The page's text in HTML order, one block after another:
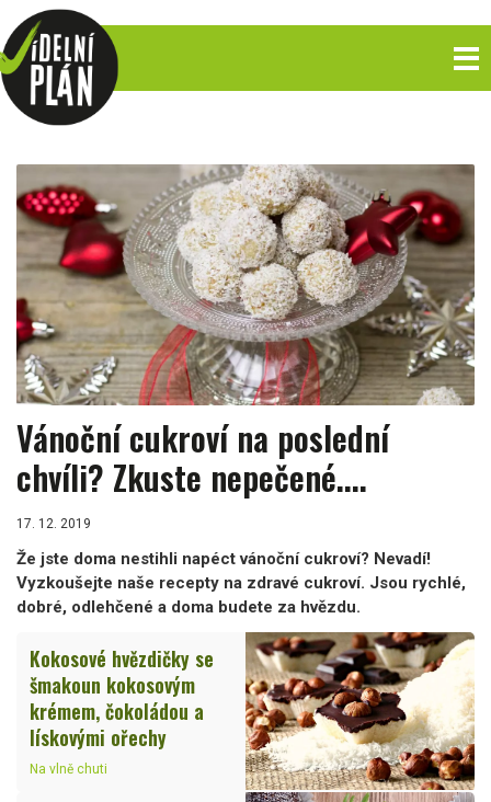
Vánoční cukroví na poslední
chvíli? Zkuste nepečené....
17. 12. 2019
Že jste doma nestihli napéct vánoční cukroví? Nevadí!
Vyzkoušejte naše recepty na zdravé cukroví. Jsou rychlé,
dobré, odlehčené a doma budete za hvězdu.
Kokosové hvězdičky se
šmakoun kokosovým
krémem, čokoládou a
lískovými ořechy
Na vlně chuti